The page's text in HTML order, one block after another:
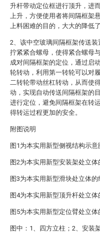
升杆带动定位框进行顶升，进
上升，方便使用者将间隔框架
上料困难的目的，大大的降低
2、该中空玻璃间隔框架传送
拧紧紧合螺母，使得紧合螺母
成对间隔框架的定位，通过启
轮转动，利用第一转轮可以对
二转轮带动丝杠转动，从而使
动，实现自动传送间隔框架的
进行定位，避免间隔框架在转
得转运过程更加的安全。
附图说明
图1为本实用新型侧视结构示意
图2为本实用新型安装架处立体
图3为本实用新型滑块处立体的
图4为本实用新型顶升杆处立体
图5为本实用新型定位臂处立体
图中：1、四方立柱；2、安装